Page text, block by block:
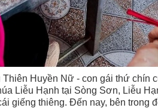
Huyền Nữ - con gái thứ chín
Liễu Hạnh tại Sòng Sơn, Liễu
giếng thiêng. Đến nay, bên trong